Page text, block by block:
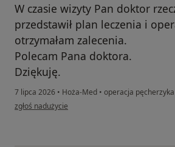
W czasie wizyty Pan doktor
przedstawił plan leczenia i
otrzymałam zalecenia.
Polecam Pana doktora.
Dziękuję.
7 lipca 2026 • Hoża-Med • operacja
w opinii użytkownika Anna Błaszczyk
zgłoś nadużycie